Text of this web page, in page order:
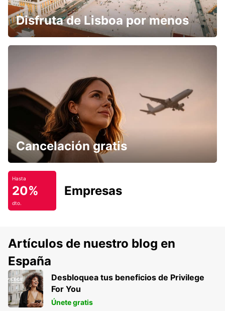
Disfruta de Lisboa por menos
Cancelación gratis
Hasta
20%
dto.
Empresas
Artículos de nuestro blog en
España
Desbloquea tus beneficios de Privilege
For You
Únete gratis